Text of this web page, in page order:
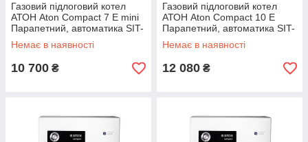
Газовий підлоговий котел
АТОН Aton Compact 7 Е mini
Парапетний, автоматика SIT-
Італія
Немає в наявності
10 700 ₴
Газовий підлоговий котел
АТОН Aton Compact 10 Е
Парапетний, автоматика SIT-
Італія
Немає в наявності
12 080 ₴